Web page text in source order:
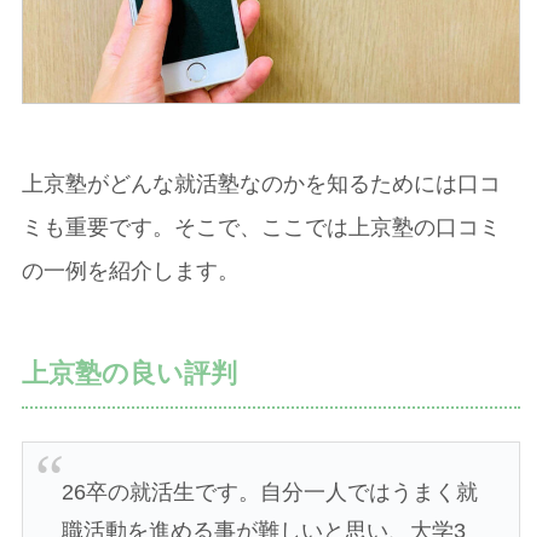
上京塾がどんな就活塾なのかを知るためには口コ
ミも重要です。そこで、ここでは上京塾の口コミ
の一例を紹介します。
上京塾の良い評判
26卒の就活生です。自分一人ではうまく就
職活動を進める事が難しいと思い、大学3